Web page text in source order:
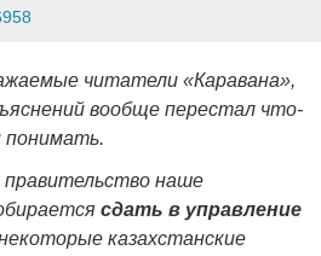
читатели «Каравана»,
вообще перестал что-
понимать.
правительство наше
сдать в управление
казахстанские